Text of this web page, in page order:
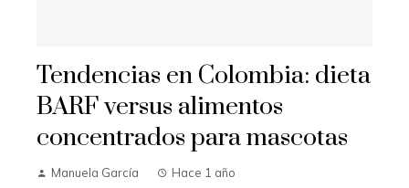
Tendencias en Colombia: dieta
BARF versus alimentos
concentrados para mascotas
Manuela García Hace 1 año